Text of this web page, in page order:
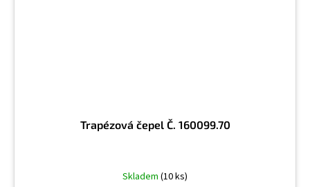
Trapézová čepel Č. 160099.70
Skladem (10 ks)